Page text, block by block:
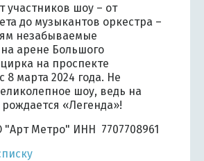
участников шоу – от
до музыкантов оркестра –
незабываемые
арене Большого
на проспекте
8 марта 2024 года. Не
шоу, ведь на
«Легенда»!
"Арт Метро" ИНН 7707708961